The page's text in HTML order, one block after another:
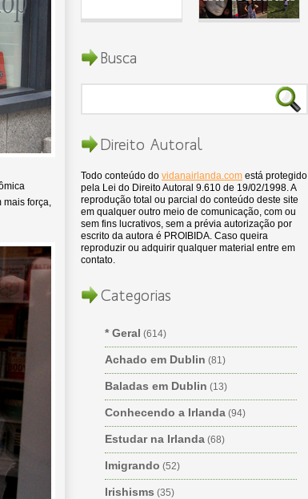
mais força,
Busca
Direito Autoral
Todo conteúdo do vidanairlanda.com está protegido
pela Lei do Direito Autoral 9.610 de 19/02/1998. A
reprodução total ou parcial do conteúdo deste site
em qualquer outro meio de comunicação, com ou
sem fins lucrativos, sem a prévia autorização por
escrito da autora é PROIBIDA. Caso queira
reproduzir ou adquirir qualquer material entre em
contato.
Categorias
* Geral (614)
Achado em Dublin (81)
Baladas em Dublin (13)
Conhecendo a Irlanda (94)
Estudar na Irlanda (68)
Imigrando (52)
Irishisms (35)